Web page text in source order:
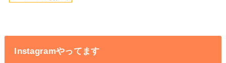
Instagramやってます